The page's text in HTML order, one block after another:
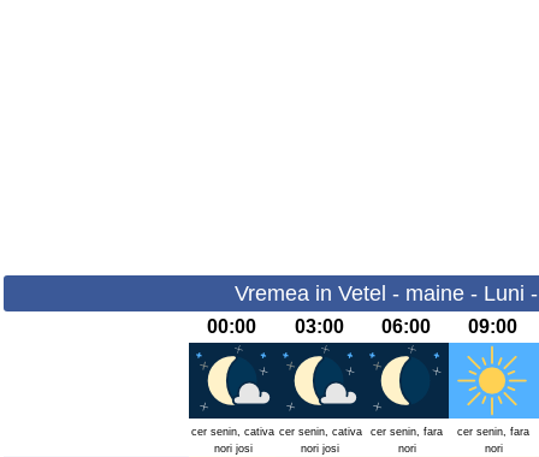
Vremea in Vetel - maine - Luni
00:00 03:00 06:00 09:00
cer senin, cativa
nori josi
cer senin, cativa
nori josi
cer senin, fara
nori
cer senin, fara
nori